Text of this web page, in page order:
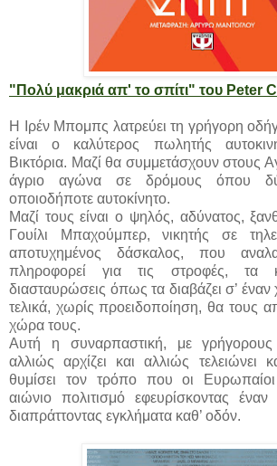
"Πολύ μακριά απ' το σπίτι" του Peter
Η Ιρέν Μπομπς λατρεύει τη γρήγορη
είναι ο καλύτερος πωλητής
Βικτόρια. Μαζί θα συμμετάσχουν στους
άγριο αγώνα σε δρόμους όπου
οποιοδήποτε αυτοκίνητο.
Μαζί τους είναι ο ψηλός, αδύνατος,
Γουίλι Μπαχούμπερ, νικητής σε
αποτυχημένος δάσκαλος, που
πληροφορεί για τις στροφές, τα
διασταυρώσεις όπως τα διαβάζει σ’ έναν
τελικά, χωρίς προειδοποίηση, θα τους
χώρα τους.
Αυτή η συναρπαστική, με γρήγορους
αλλιώς αρχίζει και αλλιώς τελειώνει
θυμίσει τον τρόπο που οι Ευρωπαίοι
αιώνιο πολιτισμό εφευρίσκοντας
διαπράττοντας εγκλήματα καθ’ οδόν.